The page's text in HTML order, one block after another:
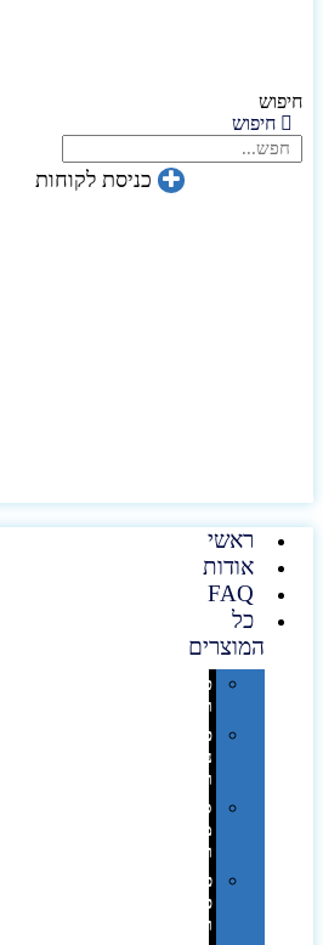
חיפוש
חיפוש
כניסת לקוחות
ראשי
אודות
FAQ
כל
המוצרים
טכנולוגיה
וגאדג'טים
פנאי,
נופש
ונסיעות
סביבת
משרד
ופרימיום
כלים,
פנסים
ורכב